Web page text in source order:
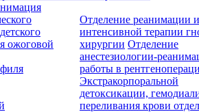
ожоговой
Отделение реанимации
интенсивной терапии
хирургии Отделение
анестезиологии-
работы в
Экстракорпоральной
детоксикации,
переливания крови